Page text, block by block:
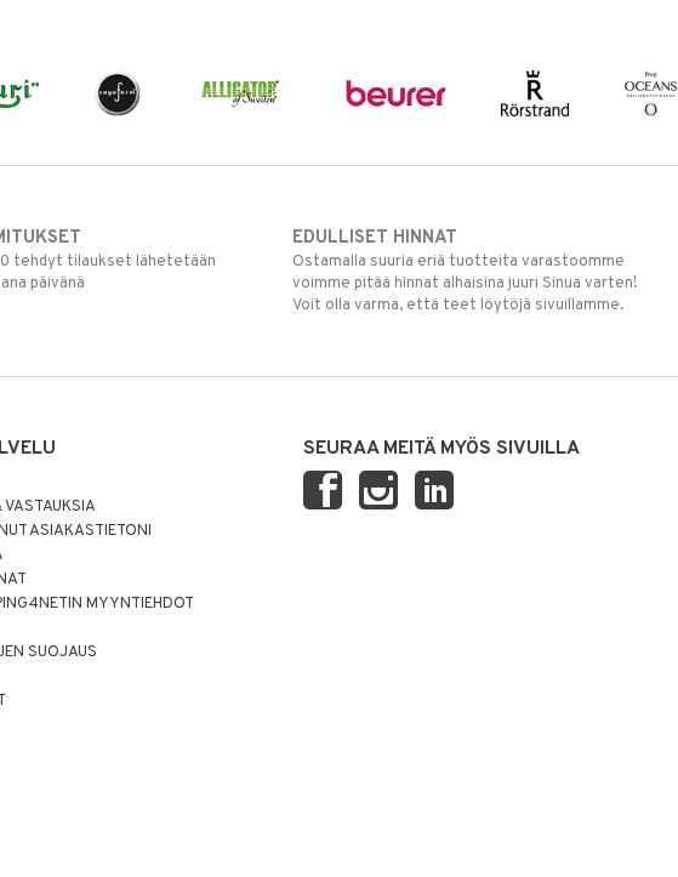
tehdyt tilaukset lähetetään
päivänä
EDULLISET HINNAT
Ostamalla suuria eriä tuotteita varastoomme
voimme pitää hinnat alhaisina juuri Sinua varten!
Voit olla varma, että teet löytöjä sivuillamme.
ASIAKASTIETONI
MYYNTIEHDOT
SUOJAUS
SEURAA MEITÄ MYÖS SIVUILLA